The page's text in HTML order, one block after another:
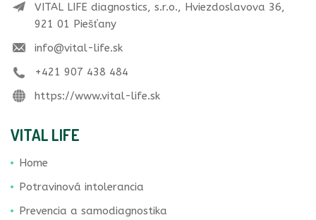
VITAL LIFE diagnostics, s.r.o., Hviezdoslavova 36,
921 01 Piešťany
info@vital-life.sk
+421 907 438 484
https://www.vital-life.sk
VITAL LIFE
Home
Potravinová intolerancia
Prevencia a samodiagnostika